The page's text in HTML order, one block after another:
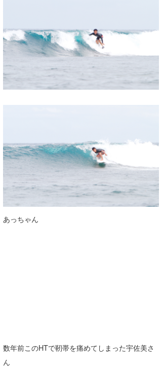
あっちゃん
数年前このHTで靭帯を痛めてしまった宇佐美さ
ん